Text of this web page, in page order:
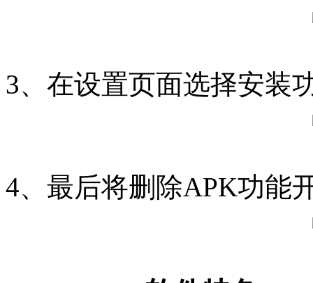
3、在设置页面选择安装
4、最后将删除APK功能